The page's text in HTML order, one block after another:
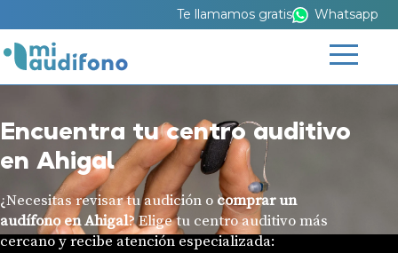
Te llamamos gratis Whatsapp
Encuentra tu centro auditivo
en Ahigal
¿Necesitas revisar tu audición o comprar un
audífono en Ahigal? Elige tu centro auditivo más
cercano y recibe atención especializada: